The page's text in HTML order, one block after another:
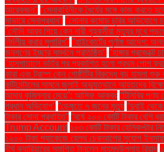
আরেকজন" "সেনাবাহিনীকে ধৈর্যের সঙ্গে কাজ করতে
সাভারে সেনাপ্রধান" "সোনার কমোড চুরির অভিযোগে
"সৌদি আরব গিয়ে কেন নারী গৃহকর্মীরা মৃত্যুর মুখে
নির্দলীয় করার সুপারিশ" "হাইকোর্টের পূর্ণাঙ্গ আদেশ:
জনগণের ইচ্ছার সমর্থনে প্রতিষ্ঠিত" "হাঙ্গার প্রজেক্টে
"হাসপাতালে ভর্তির পর প্রকাশিত হলো প্রথম পোপ
কারা এবং ট্রাম্প কেন গোষ্ঠীটির বিরুদ্ধে বড় হামলা
কন্টিনেন্টালের সামনে জুলাই অভ্যুত্থানে আহতদের
আমার কুমিল্লার মেয়ে”: আসিফ আকবর “টিসিবির পণ্য
প্রধান অভিযোগ” “ডেঙ্গুতে ৭ জনের মৃত্যু “দুবাই
টাকার সোনা প্রবাহিত” “বর্ষে ২০০ কোটি টাকার বেশি
Trump Account ১০৩ কোটি টাকার হেলিকপ্টার
১২০০ টাকা প্যাকেজে হেলথ চেকআপের সুযোগ ইনসাফ
দীর্ঘ ক্যারিয়ারের সমাপ্তি টানলেন মাহমুদউল্লাহ রিয়াদ